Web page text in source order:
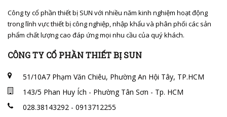
Công ty cổ phần thiết bị SUN với nhiều năm kinh nghiệm hoạt động
trong lĩnh vực thiết bị công nghiệp, nhập khẩu và phân phối các sản
phẩm chất lượng cao đáp ứng mọi nhu cầu của quý khách.
CÔNG TY CỔ PHẦN THIẾT BỊ SUN
51/10A7 Phạm Văn Chiêu, Phường An Hội Tây, TP.HCM
143/5 Phan Huy Ích - Phường Tân Sơn - Tp. HCM
028.38143292 - 0913712255